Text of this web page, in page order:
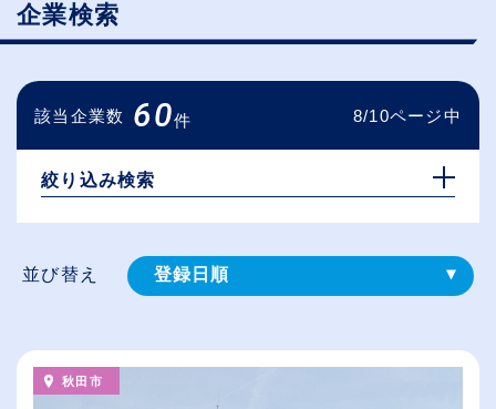
企業検索
該当企業数 60件 8/10ページ中
絞り込み検索
並び替え 登録⽇順
（⾼卒の給与を基準）
従業員が多い順
秋田市